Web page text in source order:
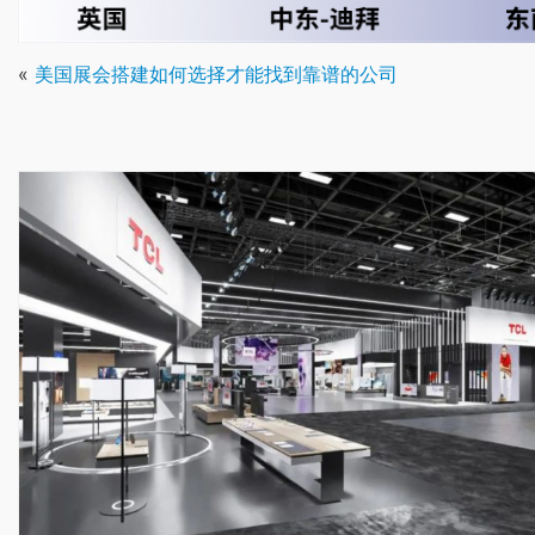
« 美国展会搭建如何选择才能找到靠谱的公司